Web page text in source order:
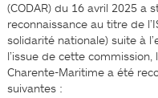
(CODAR) du 16 avril 2025 a
reconnaissance au titre de
solidarité nationale) suite à
l’issue de cette
Charente-Maritime a été
suivantes :